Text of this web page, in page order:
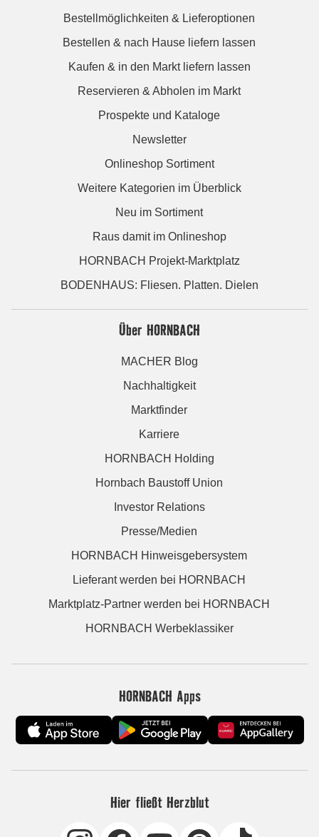
Bestellmöglichkeiten & Lieferoptionen
Bestellen & nach Hause liefern lassen
Kaufen & in den Markt liefern lassen
Reservieren & Abholen im Markt
Prospekte und Kataloge
Newsletter
Onlineshop Sortiment
Weitere Kategorien im Überblick
Neu im Sortiment
Raus damit im Onlineshop
HORNBACH Projekt-Marktplatz
BODENHAUS: Fliesen. Platten. Dielen
Über HORNBACH
MACHER Blog
Nachhaltigkeit
Marktfinder
Karriere
HORNBACH Holding
Hornbach Baustoff Union
Investor Relations
Presse/Medien
HORNBACH Hinweisgebersystem
Lieferant werden bei HORNBACH
Marktplatz-Partner werden bei HORNBACH
HORNBACH Werbeklassiker
HORNBACH Apps
Hier fließt Herzblut